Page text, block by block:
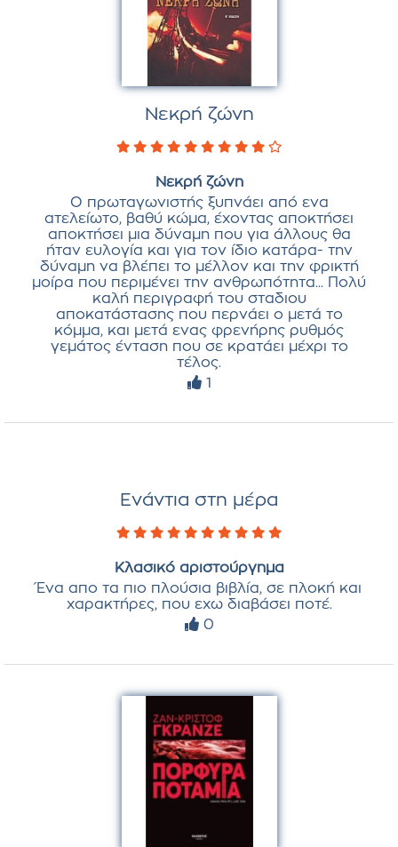
Νεκρή ζώνη
Νεκρή ζώνη
Ο πρωταγωνιστής ξυπνάει από ενα
ατελείωτο, βαθύ κώμα, έχοντας αποκτήσει
αποκτήσει μια δύναμη που για άλλους θα
ήταν ευλογία και για τον ίδιο κατάρα- την
δύναμη να βλέπει το μέλλον και την φρικτή
μοίρα που περιμένει την ανθρωπότητα... Πολύ
καλή περιγραφή του σταδιου
αποκατάστασης που περνάει ο μετά το
κόμμα, και μετά ενας φρενήρης ρυθμός
γεμάτος ένταση που σε κρατάει μέχρι το
τέλος.
1
Ενάντια στη μέρα
Κλασικό αριστούργημα
Ένα απο τα πιο πλούσια βιβλία, σε πλοκή και
χαρακτήρες, που εχω διαβάσει ποτέ.
0